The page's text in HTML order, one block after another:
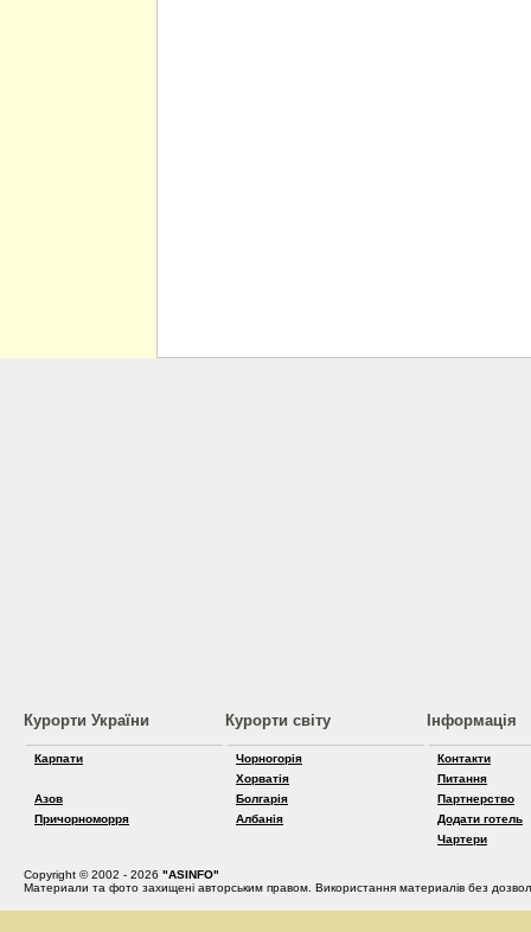
Курорти України
Карпати
Азов
Причорноморря
Курорти світу
Чорногорія
Хорватія
Болгарія
Албанія
Інформація
Контакти
Питання
Партнерство
Додати готель
Чартери
Copyright © 2002 - 2026 "ASINFO"
Материали та фото захищені авторським правом. Використання материалів без